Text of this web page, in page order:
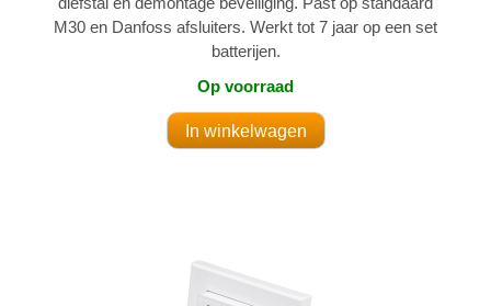
M30 en Danfoss afsluiters. Werkt tot 7 jaar op een set
batterijen.
Op voorraad